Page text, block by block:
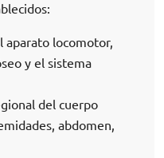
aparato locomotor,
y el sistema
del cuerpo
abdomen,